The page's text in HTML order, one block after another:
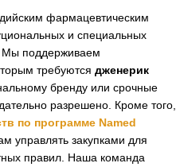
фармацевтическим
и специальных
Мы поддерживаем
требуются дженерик
бренду или срочные
разрешено. Кроме того,
по программе Named
управлять закупками для
правил. Наша команда